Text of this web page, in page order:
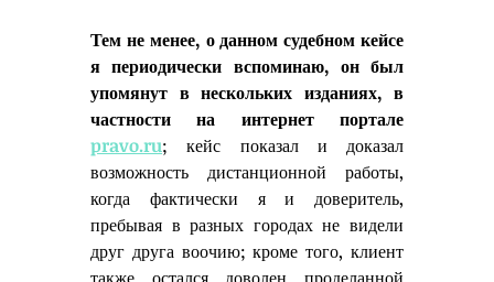
Тем не менее, о данном судебном кейсе
я периодически вспоминаю, он был
упомянут в нескольких изданиях, в
pravo.ru; кейс показал и доказал
возможность дистанционной работы,
когда фактически я и доверитель,
пребывая в разных городах не видели
друг друга воочию; кроме того, клиент